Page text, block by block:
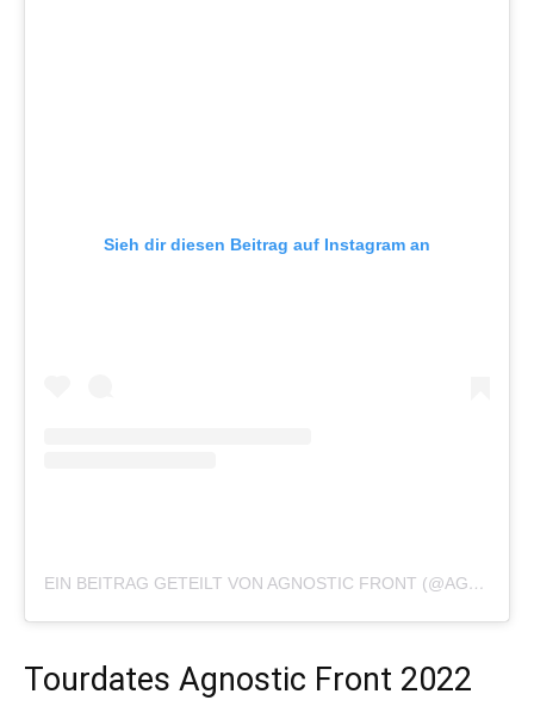
Sieh dir diesen Beitrag auf Instagram an
EIN BEITRAG GETEILT VON AGNOSTIC FRONT (@AGNOSTICFRONTNYC)
Tourdates Agnostic Front 2022